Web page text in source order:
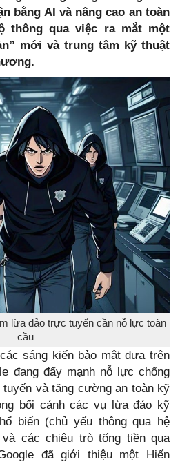
bằng AI và nâng cao an toàn
thông qua việc ra mắt một
mới và trung tâm kỹ thuật
lừa đảo trực tuyến cần nỗ lực toàn
cầu
sáng kiến bảo mật dựa trên
đang đẩy mạnh nỗ lực chống
và tăng cường an toàn kỹ
bối cảnh các vụ lừa đảo kỹ
biến (chủ yếu thông qua hệ
các chiêu trò tống tiền qua
đã giới thiệu một Hiến